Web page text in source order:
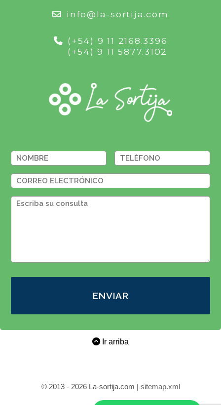
info@la-sortija.com
(+54) 9 11 2168.3396
(+54) 9 11 5877.3102
ENVIAR
Ir arriba
© 2013 - 2026 La-sortija.com | sitemap.xml